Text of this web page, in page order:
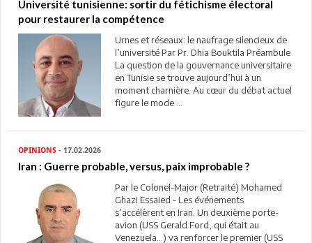
Université tunisienne: sortir du fétichisme électoral
pour restaurer la compétence
Urnes et réseaux: le naufrage silencieux de
l’université Par Pr. Dhia Bouktila Préambule
La question de la gouvernance universitaire
en Tunisie se trouve aujourd’hui à un
moment charnière. Au cœur du débat actuel
figure le mode ...
OPINIONS - 17.02.2026
Iran : Guerre probable, versus, paix improbable ?
Par le Colonel-Major (Retraité) Mohamed
Ghazi Essaied - Les événements
s’accélèrent en Iran. Un deuxième porte-
avion (USS Gerald Ford, qui était au
Venezuela...) va renforcer le premier (USS